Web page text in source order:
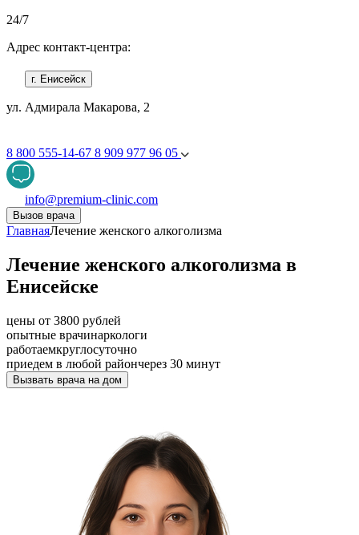
24/7
Адрес контакт-центра:
г. Енисейск
ул. Адмирала Макарова, 2
8 800 555-14-67 8 909 977 96 05
info@premium-clinic.com
Вызов врача
ГлавнаяЛечение женского алкоголизма
Лечение женского алкоголизма в
Енисейске
цены от 3800 рублей
опытные врачинаркологи
работаемкруглосуточно
приедем в любой райончерез 30 минут
Вызвать врача на дом